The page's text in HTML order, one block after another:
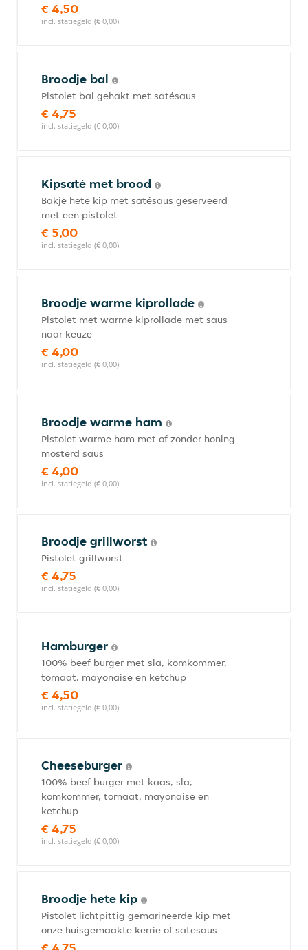
€ 4,50
incl. statiegeld (€ 0,00)
Broodje bal
Pistolet bal gehakt met satésaus
€ 4,75
incl. statiegeld (€ 0,00)
Kipsaté met brood
Bakje hete kip met satésaus geserveerd
met een pistolet
€ 5,00
incl. statiegeld (€ 0,00)
Broodje warme kiprollade
Pistolet met warme kiprollade met saus
naar keuze
€ 4,00
incl. statiegeld (€ 0,00)
Broodje warme ham
Pistolet warme ham met of zonder honing
mosterd saus
€ 4,00
incl. statiegeld (€ 0,00)
Broodje grillworst
Pistolet grillworst
€ 4,75
incl. statiegeld (€ 0,00)
Hamburger
100% beef burger met sla, komkommer,
tomaat, mayonaise en ketchup
€ 4,50
incl. statiegeld (€ 0,00)
Cheeseburger
100% beef burger met kaas, sla,
komkommer, tomaat, mayonaise en
ketchup
€ 4,75
incl. statiegeld (€ 0,00)
Broodje hete kip
Pistolet lichtpittig gemarineerde kip met
onze huisgemaakte kerrie of satesaus